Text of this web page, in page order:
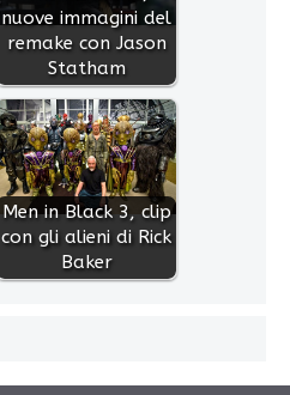
nuove immagini del
remake con Jason
Statham
Men in Black 3, clip
con gli alieni di Rick
Baker